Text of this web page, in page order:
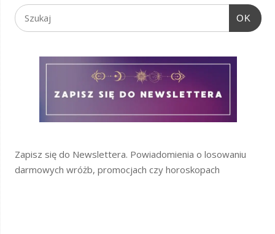
OK
Zapisz się do Newslettera. Powiadomienia o losowaniu
darmowych wróżb, promocjach czy horoskopach